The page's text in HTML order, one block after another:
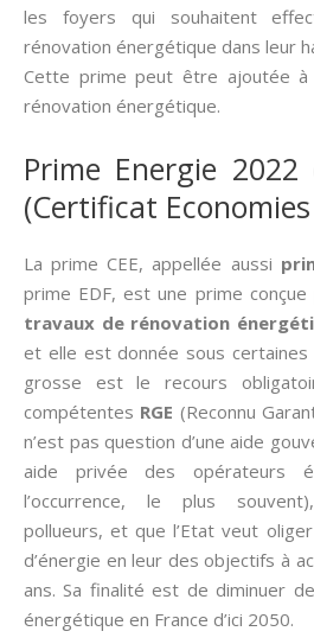
les foyers qui souhaitent
rénovation énergétique dans leur
Cette prime peut être ajoutée à
rénovation énergétique.
Prime Energie 2022
(Certificat
La prime CEE, appellée aussi­
prime EDF, est une prime
travaux de rénovation
et elle est donnée sous certaines
grosse est le recours
compétentes RGE (Reconnu
n’est pas question d’une aide
aide privée des opérateurs
l’occurrence, le plus
pollueurs, et que l’Etat veut
d’énergie en leur des objectifs à
ans. Sa finalité est de diminuer
énergétique en France d’ici 2050.